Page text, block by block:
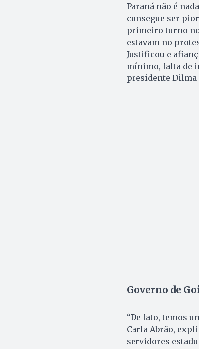
Paraná não é
consegue ser
primeiro turno no
estavam no
Justificou e
mínimo, falta de
presidente Dilma
Governo de
“De fato, temos
Carla Abrão,
servidores